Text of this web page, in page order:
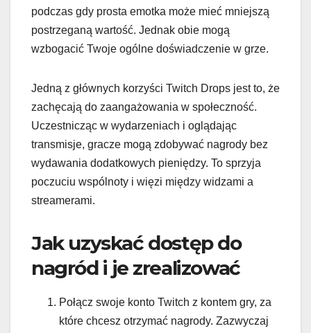
podczas gdy prosta emotka może mieć mniejszą
postrzeganą wartość. Jednak obie mogą
wzbogacić Twoje ogólne doświadczenie w grze.
Jedną z głównych korzyści Twitch Drops jest to, że
zachęcają do zaangażowania w społeczność.
Uczestnicząc w wydarzeniach i oglądając
transmisje, gracze mogą zdobywać nagrody bez
wydawania dodatkowych pieniędzy. To sprzyja
poczuciu wspólnoty i więzi między widzami a
streamerami.
Jak uzyskać dostęp do
nagród i je zrealizować
Połącz swoje konto Twitch z kontem gry, za
które chcesz otrzymać nagrody. Zazwyczaj